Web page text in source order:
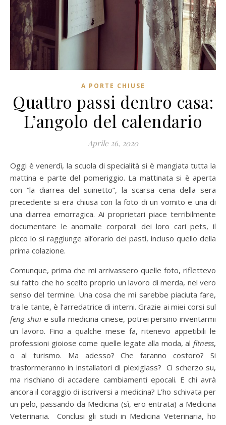
A PORTE CHIUSE
Quattro passi dentro casa:
L’angolo del calendario
Aprile 26, 2020
Oggi è venerdì, la scuola di specialità si è mangiata tutta la
mattina e parte del pomeriggio. La mattinata si è aperta
con “la diarrea del suinetto”, la scarsa cena della sera
precedente si era chiusa con la foto di un vomito e una di
una diarrea emorragica. Ai proprietari piace terribilmente
documentare le anomalie corporali dei loro cari pets, il
picco lo si raggiunge all’orario dei pasti, incluso quello della
prima colazione.
Comunque, prima che mi arrivassero quelle foto, riflettevo
sul fatto che ho scelto proprio un lavoro di merda, nel vero
senso del termine. Una cosa che mi sarebbe piaciuta fare,
tra le tante, è l’arredatrice di interni. Grazie ai miei corsi sul
feng shuie sulla medicina cinese, potrei persino inventarmi
un lavoro. Fino a qualche mese fa, ritenevo appetibili le
professioni gioiose come quelle legate alla moda, al fitness,
o al turismo. Ma adesso? Che faranno costoro? Si
trasformeranno in installatori di plexiglass? Ci scherzo su,
ma rischiano di accadere cambiamenti epocali. E chi avrà
ancora il coraggio di iscriversi a medicina? L’ho schivata per
un pelo, passando da Medicina (sì, ero entrata) a Medicina
Veterinaria. Conclusi gli studi in Medicina Veterinaria, ho